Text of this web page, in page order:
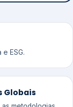
ESG.
Globais